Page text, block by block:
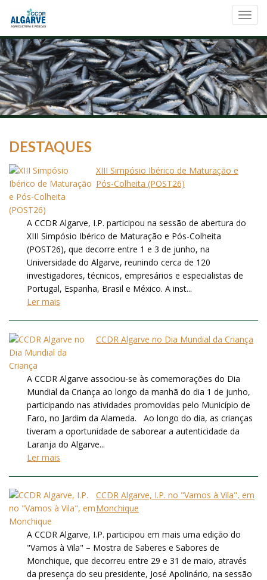
DESTAQUES
XIII Simpósio Ibérico de Maturação e
Pós-Colheita (POST26)
A CCDR Algarve, I.P. participou na sessão de abertura do
XIII Simpósio Ibérico de Maturação e Pós-Colheita
(POST26), que decorre entre 1 e 3 de junho, na
Universidade do Algarve, reunindo cerca de 120
investigadores, técnicos, empresários e especialistas de
Portugal, Espanha, Brasil e México. A inst...
Ler mais
CCDR Algarve no Dia Mundial da Criança
A CCDR Algarve associou-se às comemorações do Dia
Mundial da Criança ao longo da manhã do dia 1 de junho,
participando nas atividades promovidas pelo Município de
Faro, no Jardim da Alameda. Ao longo do dia, as crianças
tiveram a oportunidade de saborear a autenticidade da
Laranja do Algarve...
Ler mais
CCDR Algarve, I.P. no "Vamos à Vila", em
Monchique
A CCDR Algarve, I.P. participou em mais uma edição do
"Vamos à Vila" – Mostra de Saberes e Sabores de
Monchique, que decorreu entre 29 e 31 de maio, através
da presença do seu presidente, José Apolinário, na sessão